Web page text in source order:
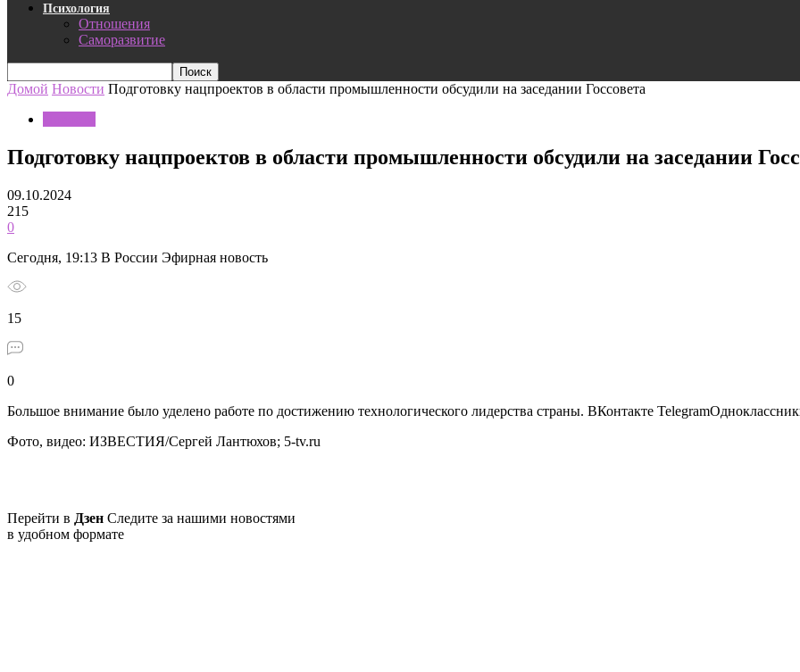
Психология
Отношения
Саморазвитие
Домой Новости Подготовку нацпроектов в области промышленности обсудили на заседании Госсовета
Подготовку нацпроектов в области промышленности обсудили на заседании
09.10.2024
215
0
Сегодня, 19:13 В России Эфирная новость
15
0
Большое внимание было уделено работе по достижению технологического лидерства страны. ВКонтакте
Фото, видео: ИЗВЕСТИЯ/Сергей Лантюхов; 5-tv.ru
Перейти в Дзен Следите за нашими новостями
в удобном формате